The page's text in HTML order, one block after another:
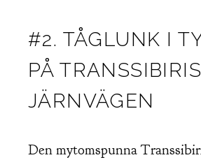
#2. TÅGLUNK I
PÅ
JÄRNVÄGEN
Den mytomspunna